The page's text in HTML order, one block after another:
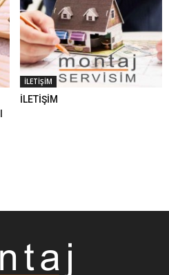
İLETİŞİM
İLETİŞİM